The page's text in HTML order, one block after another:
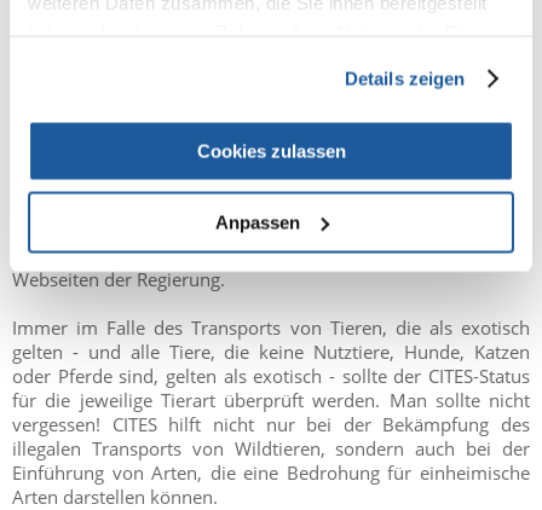
Details zeigen
Cookies zulassen
Anpassen
Transportbeschränkungen an. Es gibt in England keine
Deutschland über die Grenze transportiert werden. Für
erwähnten relevanten Dokumente haben. Die Zahl der Vögel
darf drei nicht überschreiten. In Irland schreiben die
anwesend sein und die zuständigen Stellen informieren muss.
Einzelheiten erfahren Sie bei der Botschaft oder auf den
Webseiten der Regierung.
Immer im Falle des Transports von Tieren, die als exotisch
gelten - und alle Tiere, die keine Nutztiere, Hunde, Katzen
oder Pferde sind, gelten als exotisch - sollte der CITES-Status
für die jeweilige Tierart überprüft werden. Man sollte nicht
vergessen! CITES hilft nicht nur bei der Bekämpfung des
illegalen Transports von Wildtieren, sondern auch bei der
Einführung von Arten, die eine Bedrohung für einheimische
Arten darstellen können.